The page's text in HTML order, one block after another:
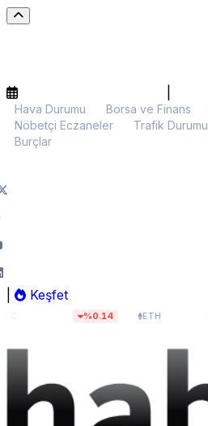
Hava Durumu Borsa ve Finans
Nöbetçi Eczaneler
Trafik Durumu
Burçlar
Keşfet
ETH$1.899,71